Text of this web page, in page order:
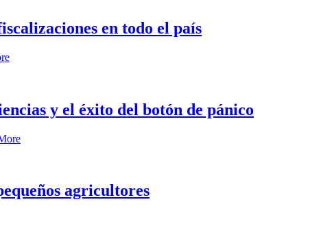
en todo el país
y el éxito del botón de pánico
agricultores